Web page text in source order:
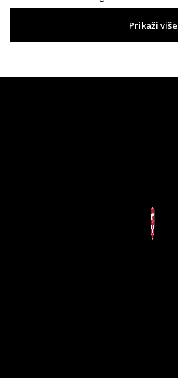
Prikaži više